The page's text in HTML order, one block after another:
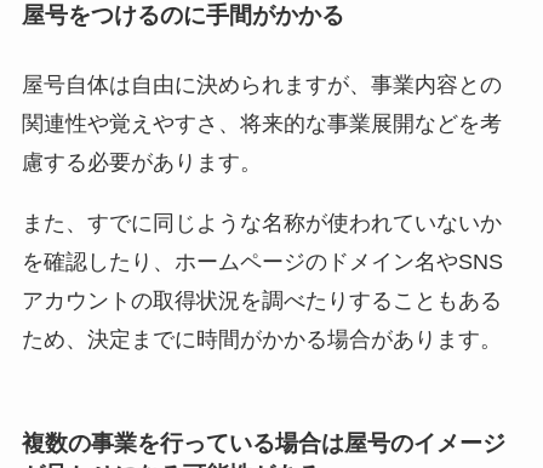
屋号をつけるのに手間がかかる
屋号自体は自由に決められますが、事業内容との
関連性や覚えやすさ、将来的な事業展開などを考
慮する必要があります。
また、すでに同じような名称が使われていないか
を確認したり、ホームページのドメイン名やSNS
アカウントの取得状況を調べたりすることもある
ため、決定までに時間がかかる場合があります。
複数の事業を行っている場合は屋号のイメージ